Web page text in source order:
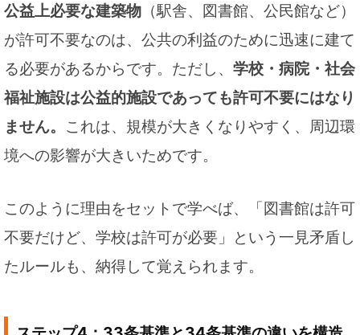
公益上必要な建築物 （駅舎、図書館、公民館など）
が許可不要なのは、公共の利益のために迅速に建て
る必要があるからです。ただし、 学校・病院・社会
福祉施設は公益的施設であっても許可不要にはなり
ません。 これは、規模が大きくなりやすく、周辺環
境への影響が大きいためです。
このように理由をセットで学べば、「図書館は許可
不要だけど、学校は許可が必要」という一見矛盾し
たルールも、納得して覚えられます。